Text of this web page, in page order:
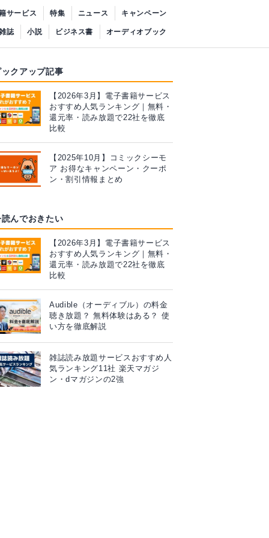
サービス 特集 ニュース キャンペーン
誌 小説 ビジネス書 オーディオブック
ックアップ記事
【2026年3月】電子書籍サービス
おすすめ人気ランキング｜無料・
還元率・読み放題で22社を徹底
比較
【2025年10月】コミックシーモ
ア お得なキャンペーン・クーポ
ン・割引情報まとめ
読んでおきたい
【2026年3月】電子書籍サービス
おすすめ人気ランキング｜無料・
還元率・読み放題で22社を徹底
比較
Audible（オーディブル）の料金
聴き放題？ 無料体験はある？ 使
い方を徹底解説
雑誌読み放題サービスおすすめ人
気ランキング11社 楽天マガジ
ン・dマガジンの2強